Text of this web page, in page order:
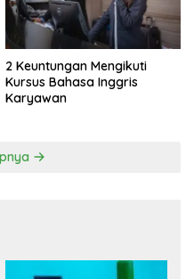
2 Keuntungan Mengikuti
Kursus Bahasa Inggris
Karyawan